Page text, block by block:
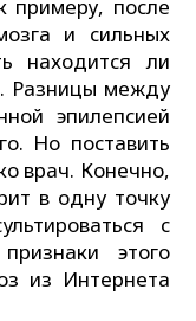
примеру, после
и сильных
находится ли
Разницы между
эпилепсией
Но поставить
врач. Конечно,
в одну точку
с
этого
из Интернета